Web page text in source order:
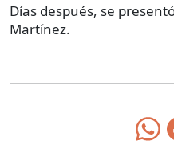
Días después, se
Martínez.